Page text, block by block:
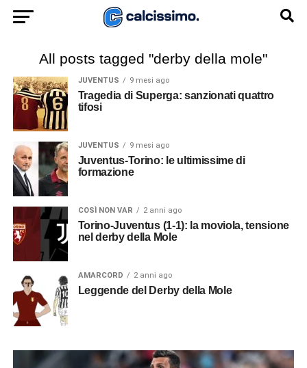
All posts tagged "derby della mole"
JUVENTUS 9 mesi ago
Tragedia di Superga: sanzionati quattro
tifosi
JUVENTUS 9 mesi ago
Juventus-Torino: le ultimissime di
formazione
COSÌ NON VAR 2 anni ago
Torino-Juventus (1-1): la moviola, tensione
nel derby della Mole
AMARCORD 2 anni ago
Leggende del Derby della Mole